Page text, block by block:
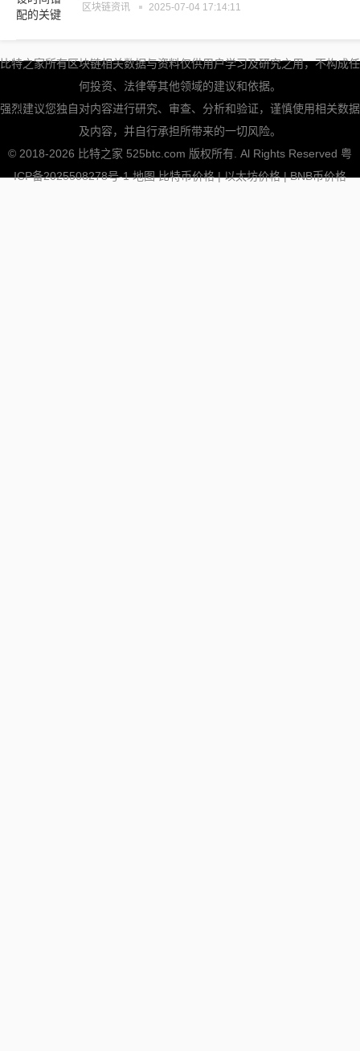
区块链资讯 2025-07-04 17:14:11
比特之家所有区块链相关数据与资料仅供用户学习及研究之用，不构成任
何投资、法律等其他领域的建议和依据。
强烈建议您独自对内容进行研究、审查、分析和验证，谨慎使用相关数据
及内容，并自行承担所带来的一切风险。
© 2018-2026 比特之家 525btc.com 版权所有. Al Rights Reserved 粤
ICP备2025508278号-1 地图 比特币价格|以太坊价格|BNB币价格